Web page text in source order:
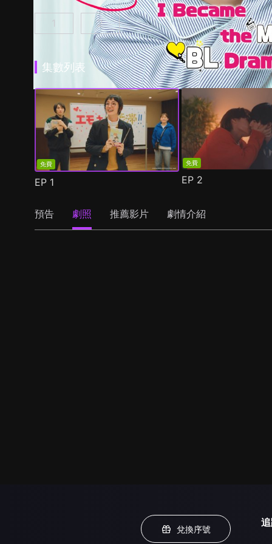
我成為BL劇的主角了 第1集()
1 我成為BL劇的主角了 第2季 第1集()
2
集數列表
免費
EP 1
免費
EP 2
預告 劇照 推薦影片 劇情介紹
兌換序號